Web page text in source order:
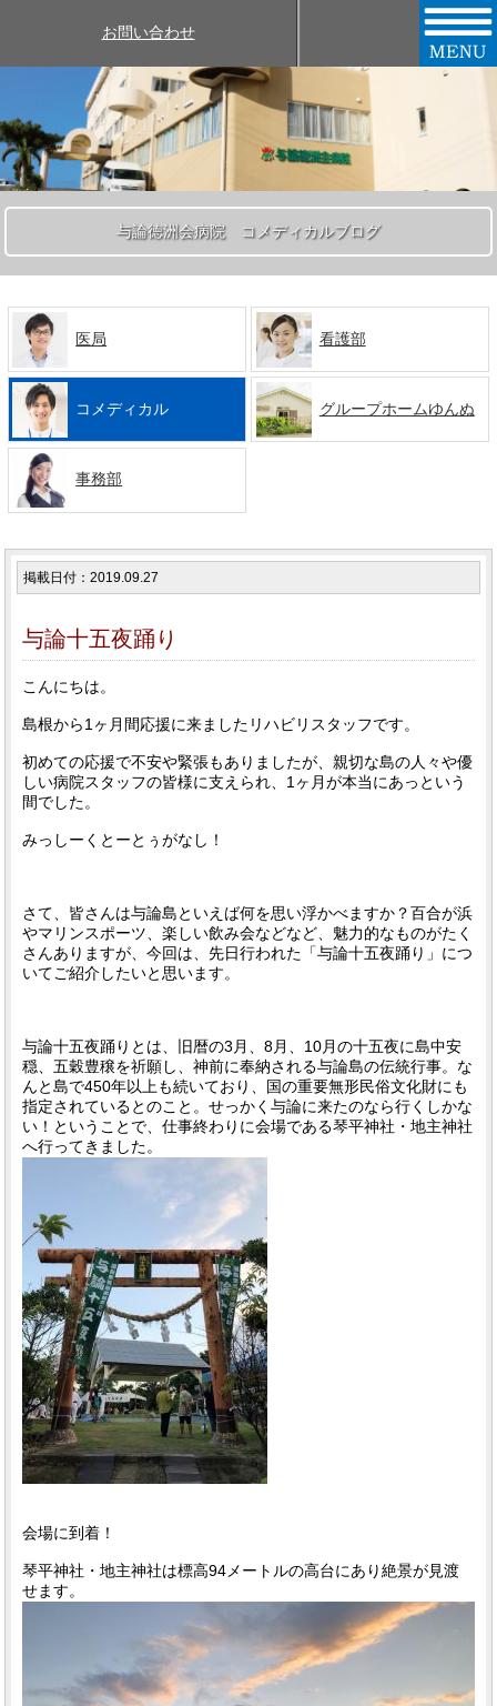
お問い合わせ
与論徳洲会病院 コメディカルブログ
医局 看護部
コメディカル グループホームゆんぬ
事務部
掲載日付：2019.09.27
与論十五夜踊り
こんにちは。
島根から1ヶ月間応援に来ましたリハビリスタッフです。
初めての応援で不安や緊張もありましたが、親切な島の人々や優
しい病院スタッフの皆様に支えられ、1ヶ月が本当にあっという
間でした。
みっしーくとーとぅがなし！
さて、皆さんは与論島といえば何を思い浮かべますか？百合が浜
やマリンスポーツ、楽しい飲み会などなど、魅力的なものがたく
さんありますが、今回は、先日行われた「与論十五夜踊り」につ
いてご紹介したいと思います。
与論十五夜踊りとは、旧暦の3月、8月、10月の十五夜に島中安
穏、五穀豊穣を祈願し、神前に奉納される与論島の伝統行事。な
んと島で450年以上も続いており、国の重要無形民俗文化財にも
指定されているとのこと。せっかく与論に来たのなら行くしかな
い！ということで、仕事終わりに会場である琴平神社・地主神社
へ行ってきました。
会場に到着！
琴平神社・地主神社は標高94メートルの高台にあり絶景が見渡
せます。